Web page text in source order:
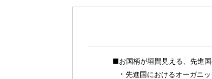
■お国柄が垣間見える、先進
先進国におけるオーガニ